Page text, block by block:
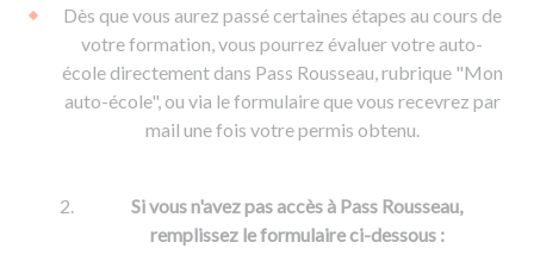
Voir tous les supports
Formation FCO
Formation CACES
Devenir enseignant de la conduite
Ressources
Dès que vous aurez passé certaines étapes au cours de
votre formation, vous pourrez évaluer votre auto-
école directement dans Pass Rousseau, rubrique "Mon
auto-école", ou via le formulaire que vous recevrez par
mail une fois votre permis obtenu.
Si vous n'avez pas accès à Pass Rousseau,
remplissez le formulaire ci-dessous :